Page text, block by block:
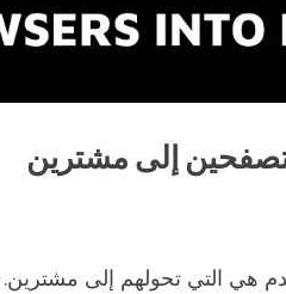
إلى مشترين